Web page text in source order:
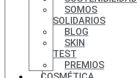
SOMOS
SOLIDARIOS
BLOG
SKIN
TEST
PREMIOS